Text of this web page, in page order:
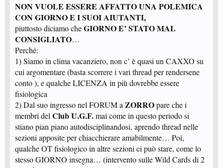
NON VUOLE ESSERE AFFATTO UNA POLEMICA
CON GIORNO E I SUOI AIUTANTI,
piuttosto diciamo cheGIORNO E’ STATO MAL
CONSIGLIATO…
Perché:
1) Siamo in clima vacanziero, non c’ è quasi un CAXXO su
cui argomentare (basta scorrere i vari thread per rendersene
conto ), e qualche LICENZA in più dovrebbe essere
fisiologica
2) Dal suo ingresso nel FORUM a ZORROpare che i
membri del Club U.G.F.mai come in questo periodo si
stiano pian piano autodisciplinandosi, aprendo thread nelle
sezioni apposite per chiacchierare amabilmente… Poi,
qualche OT fisiologico in altre sezioni ci può stare, come lo
stesso GIORNO insegna… (intervento sulle Wild Cards di 2